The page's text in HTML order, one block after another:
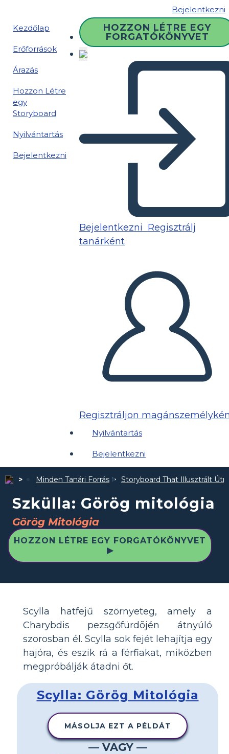
Bejelentkezni
Kezdőlap
Erőforrások
Árazás
Hozzon Létre
egy
Storyboard
Nyilvántartás
Bejelentkezni
HOZZON LÉTRE EGY
FORGATÓKÖNYVET
Bejelentkezni Regisztrálj
tanárként
Regisztráljon
Nyilvántartás
Bejelentkezni
Minden Tanári Forrás Storyboard That Illusztrált
Szkülla: Görög mitológia
Görög Mitológia
HOZZON LÉTRE EGY FORGATÓKÖNYVET
▶
Scylla hatfejű szörnyeteg, amely a
Charybdis pezsgőfürdõjén átnyúló
szorosban él. Scylla sok fejét lehajítja egy
hajóra, és eszik rá a férfiakat, miközben
megpróbálják átadni őt.
Scylla: Görög Mitológia
MÁSOLJA EZT A PÉLDÁT
— VAGY —